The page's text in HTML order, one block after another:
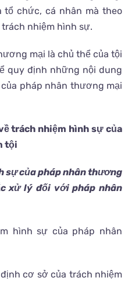
chức, cá nhân mà theo
nhiệm hình sự.
mại là chủ thể của tội
quy định những nội dung
pháp nhân thương mại
trách nhiệm hình sự của
tội
sự của pháp nhân thương
xử lý đối với pháp nhân
hình sự của pháp nhân
cơ sở của trách nhiệm